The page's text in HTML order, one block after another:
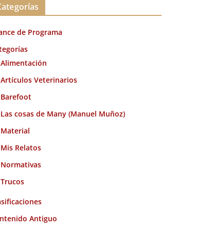
de Programa
Alimentación
Artículos Veterinarios
Barefoot
Las cosas de Many (Manuel Muñoz)
Material
Mis Relatos
Normativas
Trucos
Antiguo